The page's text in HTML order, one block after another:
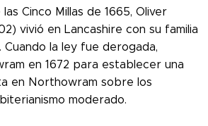
Cinco Millas de 1665, Oliver
vivió en Lancashire con su familia
la ley fue derogada,
en 1672 para establecer una
en Northowram sobre los
moderado.